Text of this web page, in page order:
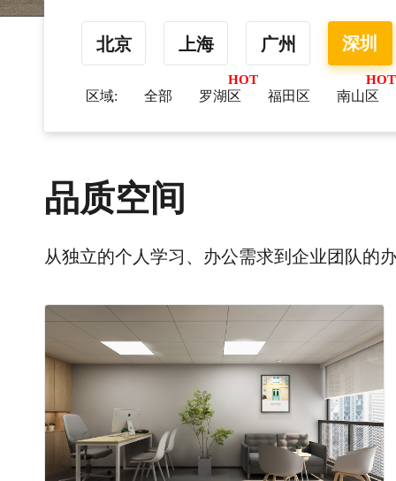
北京 上海 广州 深圳
区域: 全部 罗湖区 福田区 南山区
品质空间
从独立的个人学习、办公需求到企业团队的